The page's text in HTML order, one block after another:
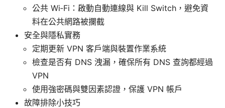
公共 Wi‑Fi：啟動自動連線與 Kill Switch，避免資
料在公共網路被攔截
安全與隱私實務
定期更新 VPN 客戶端與裝置作業系統
檢查是否有 DNS 洩漏，確保所有 DNS 查詢都經過
VPN
使用強密碼與雙因素認證，保護 VPN 帳戶
故障排除小技巧